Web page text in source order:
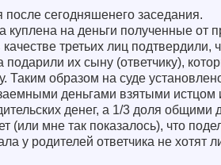
сегодняшенего заседания.
куплена на деньги полученные от
третьих лиц подтвердили,
подарили их сыну (ответчику),
Таким образом на суде
деньгами взятыми истцом
денег, а 1/3 доля общими
(или мне так показалось), что
у родителей ответчика не хотят